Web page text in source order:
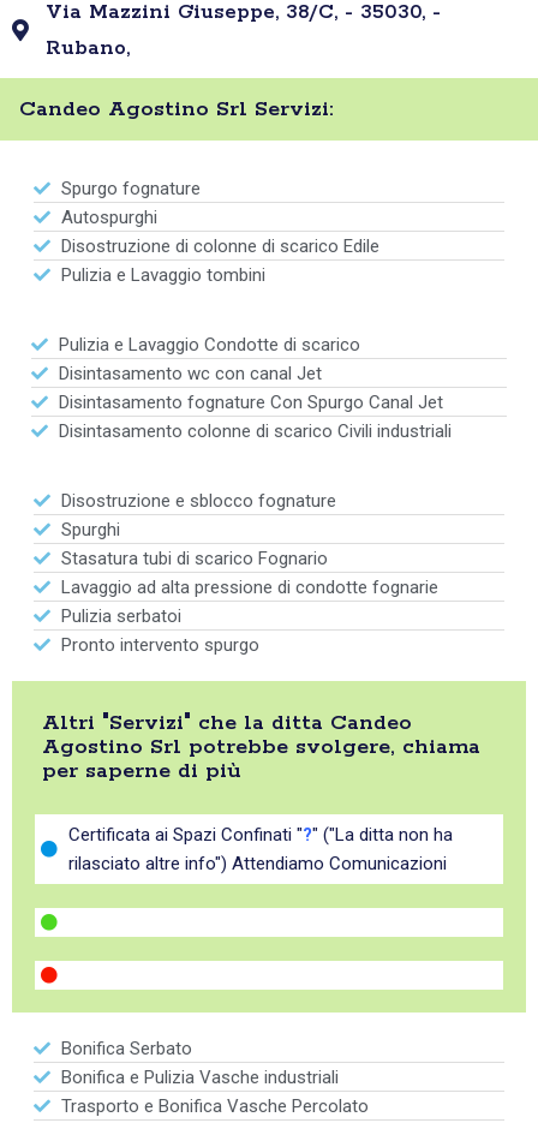
Via Mazzini Giuseppe, 38/C, - 35030, -
Rubano,
Candeo Agostino Srl Servizi:
Spurgo fognature
Autospurghi
Disostruzione di colonne di scarico Edile
Pulizia e Lavaggio tombini
Pulizia e Lavaggio Condotte di scarico
Disintasamento wc con canal Jet
Disintasamento fognature Con Spurgo Canal Jet
Disintasamento colonne di scarico Civili industriali
Disostruzione e sblocco fognature
Spurghi
Stasatura tubi di scarico Fognario
Lavaggio ad alta pressione di condotte fognarie
Pulizia serbatoi
Pronto intervento spurgo
Altri "Servizi" che la ditta Candeo
Agostino Srl potrebbe svolgere, chiama
per saperne di più
Certificata ai Spazi Confinati "?" ("La ditta non ha
rilasciato altre info") Attendiamo Comunicazioni
Bonifica Serbato
Bonifica e Pulizia Vasche industriali
Trasporto e Bonifica Vasche Percolato